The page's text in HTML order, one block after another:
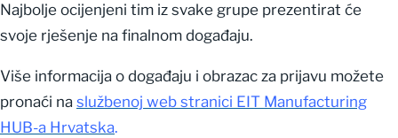
Najbolje ocijenjeni tim iz svake grupe prezentirat će
svoje rješenje na finalnom događaju.
Više informacija o događaju i obrazac za prijavu možete
pronaći na službenoj web stranici EIT Manufacturing
HUB-a Hrvatska.